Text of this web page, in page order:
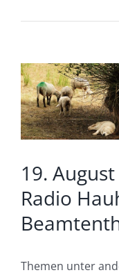
Zeige
grösseres
Bild
19.
Radio
Themen unter